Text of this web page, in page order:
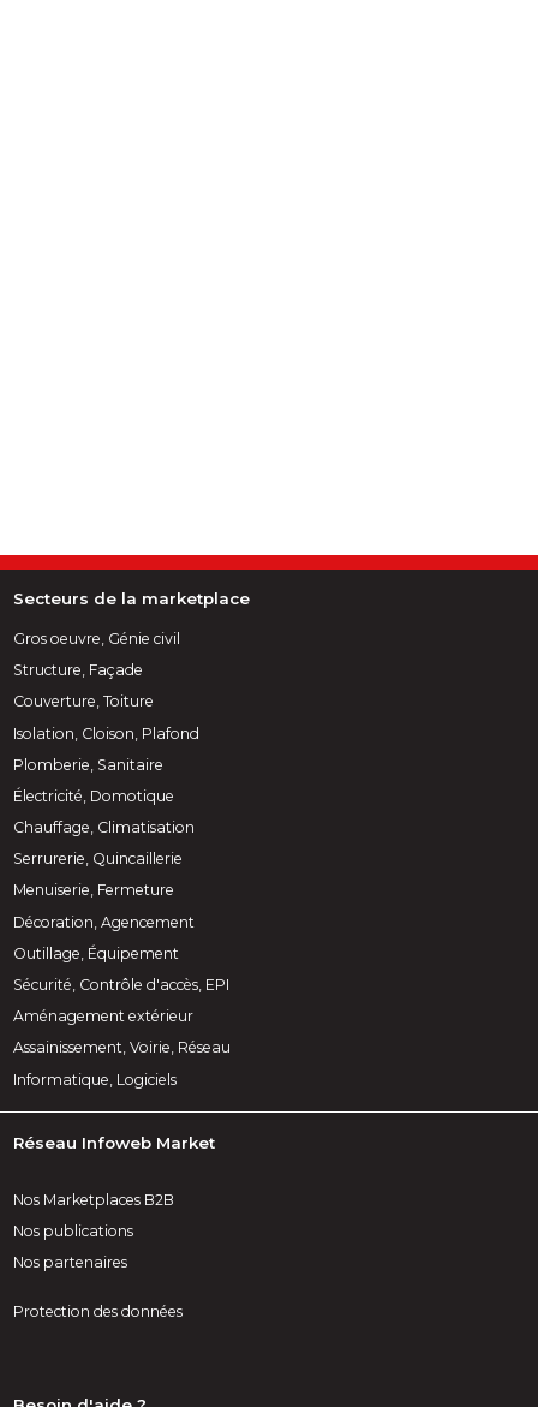
Secteurs de la marketplace
Gros oeuvre, Génie civil
Structure, Façade
Couverture, Toiture
Isolation, Cloison, Plafond
Plomberie, Sanitaire
Électricité, Domotique
Chauffage, Climatisation
Serrurerie, Quincaillerie
Menuiserie, Fermeture
Décoration, Agencement
Outillage, Équipement
Sécurité, Contrôle d'accès, EPI
Aménagement extérieur
Assainissement, Voirie, Réseau
Informatique, Logiciels
Réseau Infoweb Market
Nos Marketplaces B2B
Nos publications
Nos partenaires
Protection des données